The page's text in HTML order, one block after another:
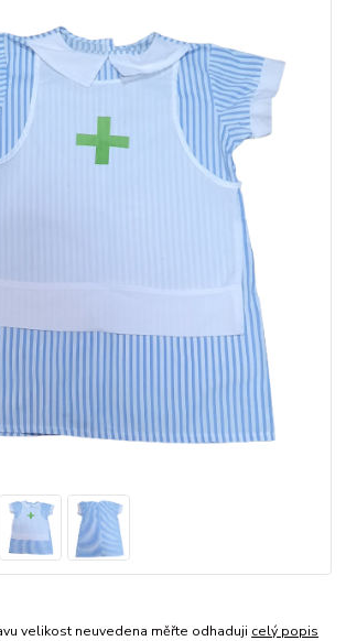
velikost neuvedena měřte odhaduji celý popis